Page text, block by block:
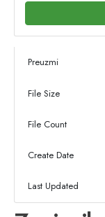
Preuzmi
File Size
File Count
Create Date
Last Updated